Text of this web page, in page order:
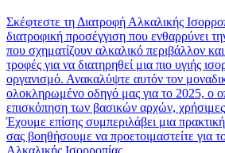
Σκέφτεστε τη Διατροφή Αλκαλικής
διατροφική προσέγγιση που ενθαρρύνει
που σχηματίζουν αλκαλικό περιβάλλον και
τροφές για να διατηρηθεί μια πιο υγιής
οργανισμό. Ανακαλύψτε αυτόν τον
ολοκληρωμένο οδηγό μας για το 2025, ο
επισκόπηση των βασικών αρχών,
Έχουμε επίσης συμπεριλάβει μια
σας βοηθήσουμε να προετοιμαστείτε για
Αλκαλικής Ισορροπίας.